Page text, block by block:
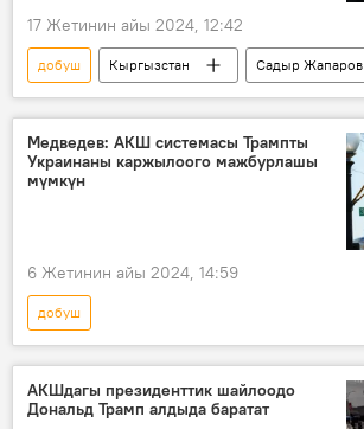
17 Жетинин айы 2024, 12:42
добуш Кыргызстан
Садыр Жапаров
шайлоо
система
жергиликтүү кеңеш
Сүрөт
Медведев: АКШ системасы Трампты
Украинаны каржылоого мажбурлашы
мүмкүн
6 Жетинин айы 2024, 14:59
добуш
Дүйнөдө
президенттик шайлоо
Дональд Трамп
АКШдагы президенттик шайлоодо
Дональд Трамп алдыда баратат